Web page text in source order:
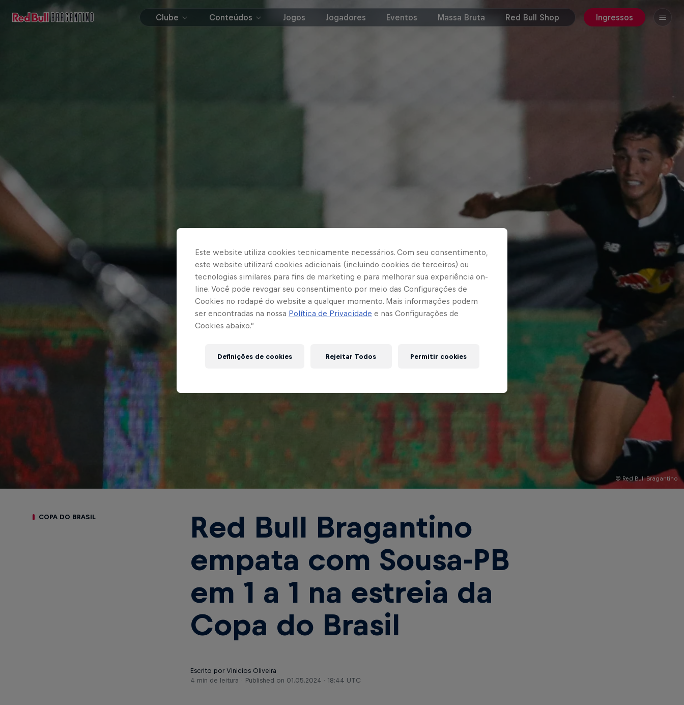
Clube Conteúdos Jogos Jogadores Eventos Massa Bruta Red Bull Shop Ingressos
© Red Bull Bragantino
COPA DO BRASIL
Red Bull Bragantino
empata com Sousa-PB
em 1 a 1 na estreia da
Copa do Brasil
Escrito por Vinicios Oliveira
4 min de leitura
Published on 01.05.2024 · 18:44 UTC
Este website utiliza cookies tecnicamente necessários. Com seu consentimento,
este website utilizará cookies adicionais (incluindo cookies de terceiros) ou
tecnologias similares para fins de marketing e para melhorar sua experiência on-
line. Você pode revogar seu consentimento por meio das Configurações de
Cookies no rodapé do website a qualquer momento. Mais informações podem
ser encontradas na nossa Política de Privacidade e nas Configurações de
Cookies abaixo.”
Definições de cookies Rejeitar Todos Permitir cookies